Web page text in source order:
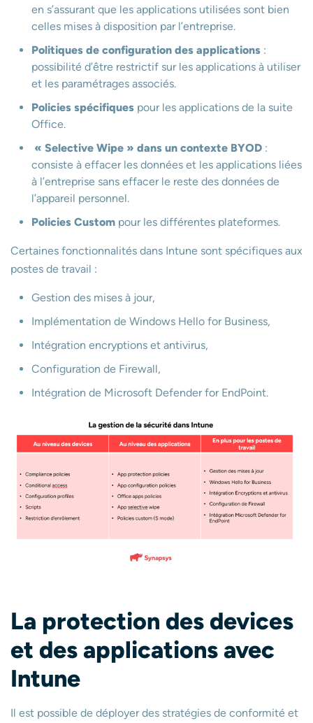
en s’assurant que les applications utilisées sont bien
celles mises à disposition par l’entreprise.
Politiques de configuration des applications :
possibilité d’être restrictif sur les applications à utiliser
et les paramétrages associés.
Policies spécifiques pour les applications de la suite
Office.
« Selective Wipe » dans un contexte BYOD :
consiste à effacer les données et les applications liées
à l’entreprise sans effacer le reste des données de
l’appareil personnel.
Policies Custom pour les différentes plateformes.
Certaines fonctionnalités dans Intune sont spécifiques aux
postes de travail :
Gestion des mises à jour,
Implémentation de Windows Hello for Business,
Intégration encryptions et antivirus,
Configuration de Firewall,
Intégration de Microsoft Defender for EndPoint.
La protection des devices
et des applications avec
Intune
Il est possible de déployer des stratégies de conformité et